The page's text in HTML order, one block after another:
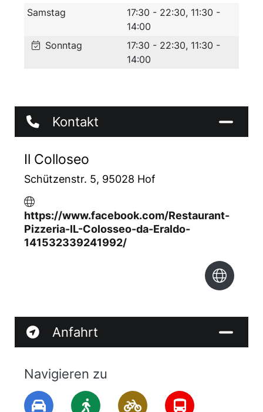
Samstag
17:30 - 22:30, 11:30 -
14:00
Sonntag
17:30 - 22:30, 11:30 -
14:00
Kontakt
Il Colloseo
Schützenstr. 5, 95028 Hof
https://www.facebook.com/Restaurant-
Pizzeria-IL-Colosseo-da-Eraldo-
141532339241992/
Anfahrt
Navigieren zu